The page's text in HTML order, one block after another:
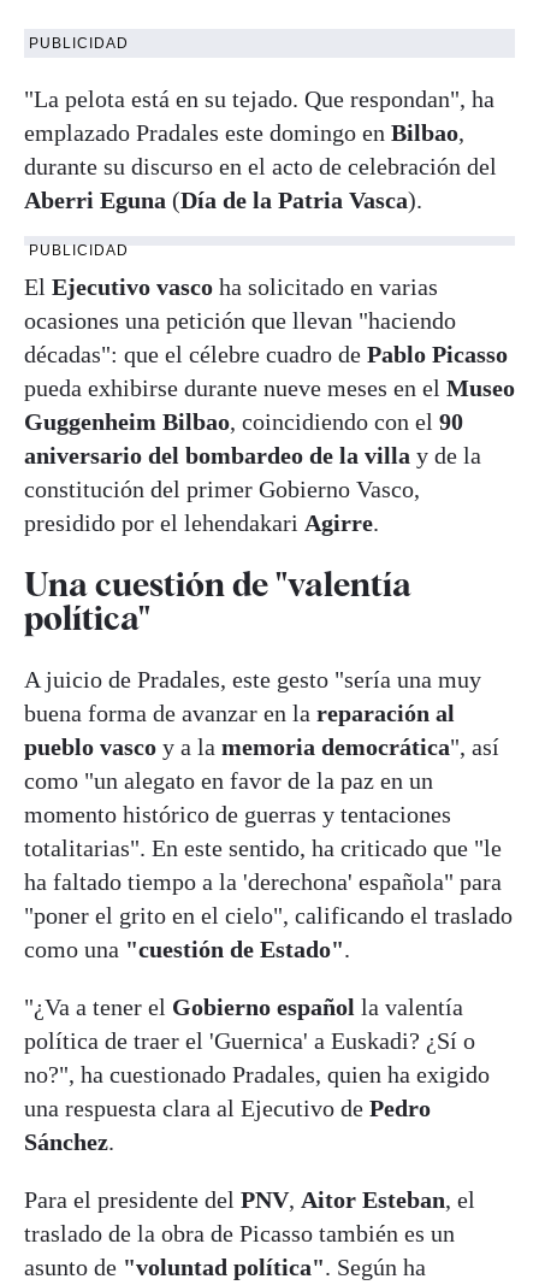
PUBLICIDAD
"La pelota está en su tejado. Que respondan", ha
emplazado Pradales este domingo en Bilbao,
durante su discurso en el acto de celebración del
Aberri Eguna (Día de la Patria Vasca).
PUBLICIDAD
El Ejecutivo vasco ha solicitado en varias
ocasiones una petición que llevan "haciendo
décadas": que el célebre cuadro de Pablo Picasso
pueda exhibirse durante nueve meses en el Museo
Guggenheim Bilbao, coincidiendo con el 90
aniversario del bombardeo de la villa y de la
constitución del primer Gobierno Vasco,
presidido por el lehendakari Agirre.
Una cuestión de "valentía
política"
A juicio de Pradales, este gesto "sería una muy
buena forma de avanzar en la reparación al
pueblo vasco y a la memoria democrática", así
como "un alegato en favor de la paz en un
momento histórico de guerras y tentaciones
totalitarias". En este sentido, ha criticado que "le
ha faltado tiempo a la 'derechona' española" para
"poner el grito en el cielo", calificando el traslado
como una "cuestión de Estado".
"¿Va a tener el Gobierno español la valentía
política de traer el 'Guernica' a Euskadi? ¿Sí o
no?", ha cuestionado Pradales, quien ha exigido
una respuesta clara al Ejecutivo de Pedro
Sánchez.
Para el presidente del PNV, Aitor Esteban, el
traslado de la obra de Picasso también es un
asunto de "voluntad política". Según ha